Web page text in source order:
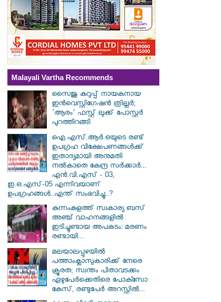
Malayali Vartha Recommends
സൈജു കുറുപ്പ് നായകനായ
ഇൻവെസ്റ്റിഗേഷൻ ത്രില്ലർ;
'ആരം' ഫസ്റ്റ് ലുക്ക് പോസ്റ്റർ
പുറത്തിറങ്ങി
ഐ.എസ്.ആർ.ഒയുടെ രണ്ട്
ഉപഗ്രഹ വിക്ഷേപണങ്ങൾക്ക്
ഇതാദ്യമായി അനുമതി
നൽകാതെ കേന്ദ്ര സർക്കാർ...
എൻ.വി.എസ് - 03,
ഇ.ഒ.എസ്-05 എന്നിവയാണ്
ഉപഗ്രഹങ്ങൾ..എന്ത് സംഭവിച്ചു..?
കുന്നംകുളത്ത് സ്വകാര്യ ബസ്
അഞ്ച് വാഹനങ്ങളിൽ
ഇടിച്ചുണ്ടായ അപകടം: മരണം
രണ്ടായി...
മലയാലപ്പുഴയിൽ
പത്താംക്ലാസുകാരിക്ക് നേരെ
ക്രൂരത; സ്വന്തം പിതാവടക്കം
ഏഴുപേർക്കെതിരെ പോക്സോ
കേസ്, രണ്ടുപേർ അറസ്റ്റിൽ...